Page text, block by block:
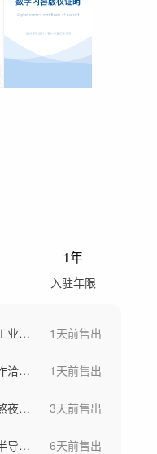
1年
入驻年限
纤维纺织新材料纺织纺纱现代工业车间工厂 1天前售出
职场精英会议交流商务团队合作洽谈团队欢呼 1天前售出
程序员加班工作场景忙碌工作熬夜写代码 3天前售出
半导体芯片开发生产智能制造半导体晶圆制造 6天前售出